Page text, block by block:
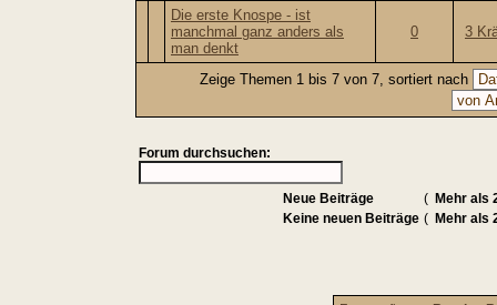
Die erste Knospe - ist
manchmal ganz anders als
man denkt
0 3
Zeige Themen 1 bis 7 von 7, sortiert nach
Forum durchsuchen:
Neue Beiträge ( Mehr als
Keine neuen Beiträge ( Mehr als